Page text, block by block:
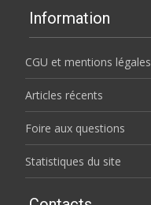
Information
CGU et mentions légales
Articles récents
Foire aux questions
Statistiques du site